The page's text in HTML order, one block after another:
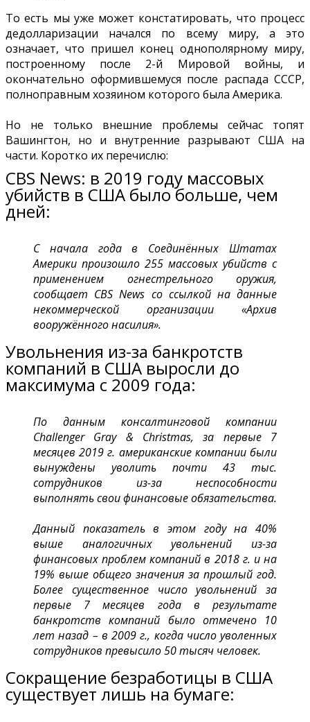
То есть мы уже может констатировать, что процесс
дедолларизации начался по всему миру, а это
означает, что пришел конец однополярному миру,
построенному после 2-й Мировой войны, и
окончательно оформившемуся после распада СССР,
полноправным хозяином которого была Америка.
Но не только внешние проблемы сейчас топят
Вашингтон, но и внутренние разрывают США на
части. Коротко их перечислю:
CBS News: в 2019 году массовых
убийств в США было больше, чем
дней:
С начала года в Соединённых Штатах
Америки произошло 255 массовых убийств с
применением огнестрельного оружия,
сообщает CBS News со ссылкой на данные
некоммерческой организации «Архив
вооружённого насилия».
Увольнения из-за банкротств
компаний в США выросли до
максимума с 2009 года:
По данным консалтинговой компании
Challenger Gray & Christmas, за первые 7
месяцев 2019 г. американские компании были
вынуждены уволить почти 43 тыс.
сотрудников из-за неспособности
выполнять свои финансовые обязательства.
Данный показатель в этом году на 40%
выше аналогичных увольнений из-за
финансовых проблем компаний в 2018 г. и на
19% выше общего значения за прошлый год.
Более существенное число увольнений за
первые 7 месяцев года в результате
банкротств компаний было отмечено 10
лет назад – в 2009 г., когда число уволенных
сотрудников превысило 50 тысяч человек.
Сокращение безработицы в США
существует лишь на бумаге: